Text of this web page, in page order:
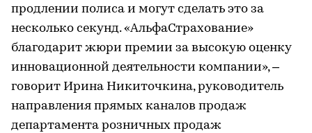
продлении полиса и могут сделать это за
несколько секунд. «АльфаСтрахование»
благодарит жюри премии за высокую оценку
инновационной деятельности компании», –
говорит Ирина Никиточкина, руководитель
направления прямых каналов продаж
департамента розничных продаж